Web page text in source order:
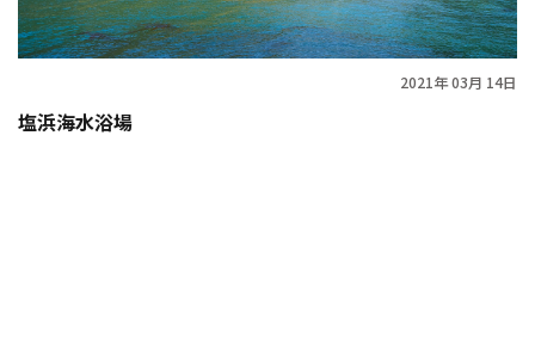
2021年 03月 14日
塩浜海水浴場